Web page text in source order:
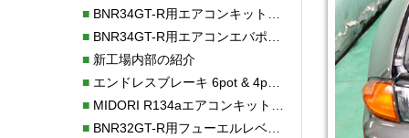
■BNR34GT-R用エアコンキット新発売！！
■BNR34GT-R用エアコンエバポレーターを新発売！！
■新工場内部の紹介
■エンドレスブレーキ 6pot & 4potオーバーホール
■MIDORI R134aエアコンキットタイプⅡ取り付け
■BNR32GT-R用フューエルレベルセンサー新発売！！